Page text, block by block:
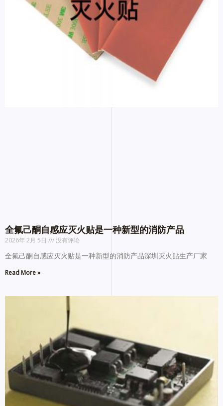
全氟己酮自感应灭火贴是一种新型的消防产品
2026年 2月 5日 没有评论
全氟己酮自感应灭火贴是一种新型的消防产品深圳灭火贴生产厂家
Read More »